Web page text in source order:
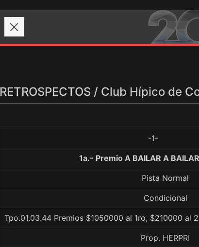
RETROSPECTOS / Club Hípico de
-1-
1a.- Premio A BAILAR A
Pista Normal
Condicional
Tpo.01.03.44 Premios $1050000 al 1ro, $210000
Prop. HERPRI